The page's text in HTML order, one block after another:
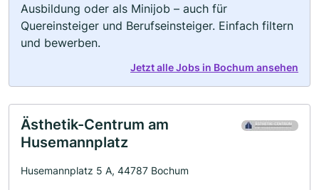
Ausbildung oder als Minijob – auch für
Quereinsteiger und Berufseinsteiger. Einfach filtern
und bewerben.
Jetzt alle Jobs in Bochum ansehen
Ästhetik-Centrum am
Husemannplatz
Husemannplatz 5 A, 44787 Bochum